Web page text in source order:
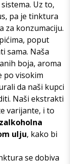
Uz to,
pa je tinktura
za konzumaciju.
poput
sama. Naša
boja, aroma
po visokim
da naši kupci
Naši ekstrakti
varijante, i to
ulju, kako bi
se dobiva